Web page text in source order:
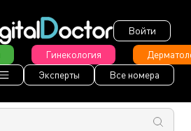
Войти
Гинекология
Эксперты Все номера